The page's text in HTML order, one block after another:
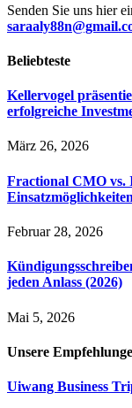
Senden Sie uns hier
Beliebteste
Kellervogel
erfolgreiche
März 26, 2026
Fractional CMO vs.
Einsatzmöglichkeiten
Februar 28, 2026
jeden Anlass (2026)
Mai 5, 2026
Unsere
Uiwang Business